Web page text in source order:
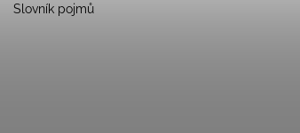
Slovník pojmů